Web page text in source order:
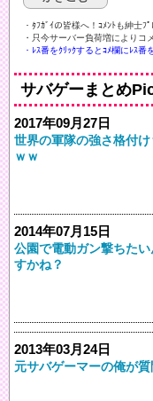
・ﾀﾌｶﾞｲの皆様へ！ｺﾒﾝﾄも紳士ﾌ
・只今サーバー負荷増によりコ
・ﾚｽ番をｸﾘｯｸするとｺﾒ欄にﾚｽ番
サバゲーまとめ
2017年09月27日
世界の軍隊の強さ格付
ｗｗ
2014年07月15日
公園で電動ガン撃ちた
すかね？
2013年03月24日
元サバゲーマーの俺が